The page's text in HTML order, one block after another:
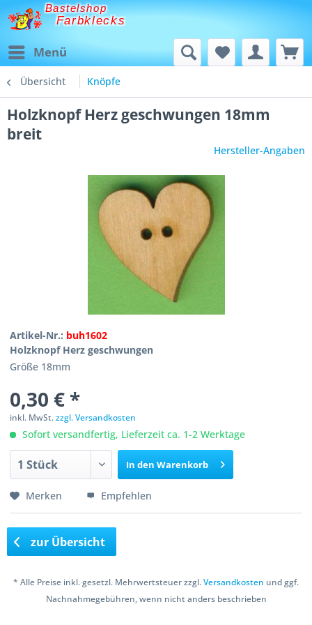
Bastelshop
Farbklecks
Menü
Übersicht Knöpfe
Holzknopf Herz geschwungen 18mm
breit
Hersteller-Angaben
Artikel-Nr.: buh1602
Holzknopf Herz geschwungen
Größe 18mm
0,30 € *
inkl. MwSt.zzgl. Versandkosten
Sofort versandfertig, Lieferzeit ca. 1-2 Werktage
In den Warenkorb
Merken Empfehlen
zur Übersicht
* Alle Preise inkl. gesetzl. Mehrwertsteuer zzgl.Versandkosten und ggf.
Nachnahmegebühren, wenn nicht anders beschrieben